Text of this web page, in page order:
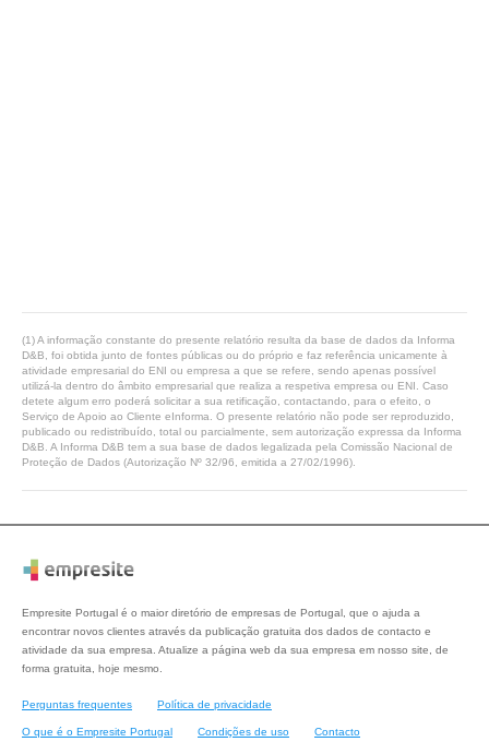
(1) A informação constante do presente relatório resulta da base de dados da Informa
D&B, foi obtida junto de fontes públicas ou do próprio e faz referência unicamente à
atividade empresarial do ENI ou empresa a que se refere, sendo apenas possível
utilizá-la dentro do âmbito empresarial que realiza a respetiva empresa ou ENI. Caso
detete algum erro poderá solicitar a sua retificação, contactando, para o efeito, o
Serviço de Apoio ao Cliente eInforma. O presente relatório não pode ser reproduzido,
publicado ou redistribuído, total ou parcialmente, sem autorização expressa da Informa
D&B. A Informa D&B tem a sua base de dados legalizada pela Comissão Nacional de
Proteção de Dados (Autorização Nº 32/96, emitida a 27/02/1996).
Empresite Portugal é o maior diretório de empresas de Portugal, que o ajuda a
encontrar novos clientes através da publicação gratuita dos dados de contacto e
atividade da sua empresa. Atualize a página web da sua empresa em nosso site, de
forma gratuita, hoje mesmo.
Perguntas frequentes Política de privacidade
O que é o Empresite Portugal Condições de uso Contacto